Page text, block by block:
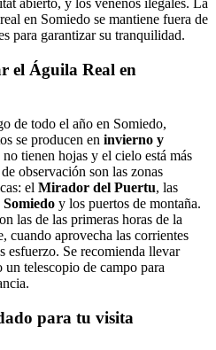
abierto, y los venenos ilegales. La
en Somiedo se mantiene fuera de
para garantizar su tranquilidad.
el Águila Real en
de todo el año en Somiedo,
se producen en invierno y
tienen hojas y el cielo está más
observación son las zonas
el Mirador del Puertu, las
y los puertos de montaña.
las de las primeras horas de la
cuando aprovecha las corrientes
esfuerzo. Se recomienda llevar
un telescopio de campo para
para tu visita